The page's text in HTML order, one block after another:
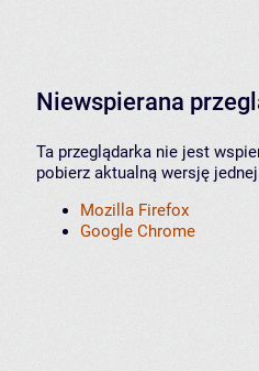
Niewspierana
Ta przeglądarka nie jest
pobierz aktualną wersję
Mozilla Firefox
Google Chrome